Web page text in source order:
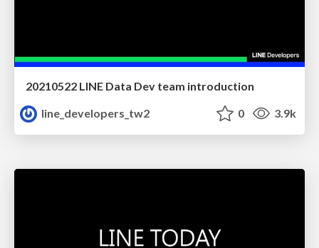
20210522 LINE Data Dev team introduction
line_developers_tw2
0 3.9k